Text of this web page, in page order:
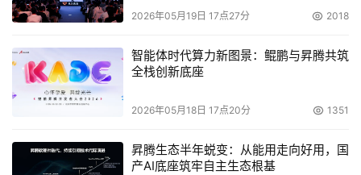
2026年05月19日 17点27分 2018
智能体时代算力新图景：鲲鹏与昇腾共筑
全栈创新底座
2026年05月18日 17点20分 1351
昇腾生态半年蜕变：从能用走向好用，国
产AI底座筑牢自主生态根基